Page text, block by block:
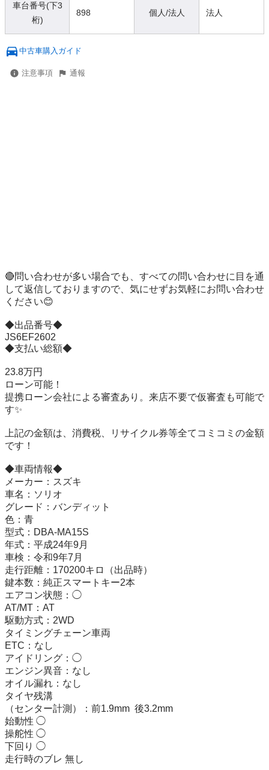
車台番号(下3
桁)
898 個人/法人 法人
中古車購入ガイド
注意事項 通報
🔴問い合わせが多い場合でも、すべての問い合わせに目を通
して返信しておりますので、気にせずお気軽にお問い合わせ
ください😊
◆出品番号◆
JS6EF2602
◆支払い総額◆
23.8万円
ローン可能！
提携ローン会社による審査あり。来店不要で仮審査も可能で
す✨
上記の金額は、消費税、リサイクル券等全てコミコミの金額
です！
◆車両情報◆
メーカー：スズキ
車名：ソリオ
グレード：バンディット
色：青
型式：DBA-MA15S
年式：平成24年9月
車検：令和9年7月
走行距離：170200キロ（出品時）
鍵本数：純正スマートキー2本
エアコン状態：◯
AT/MT：AT
駆動方式：2WD
タイミングチェーン車両
ETC：なし
アイドリング：◯
エンジン異音：なし
オイル漏れ：なし
タイヤ残溝
（センター計測）：前1.9mm  後3.2mm
始動性 ◯
操舵性 ◯
下回り ◯
走行時のブレ 無し